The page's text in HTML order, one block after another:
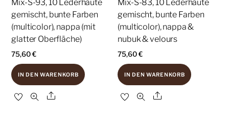
Mix-S-93, 10 Lederhäute
gemischt, bunte Farben
(multicolor), nappa (mit
glatter Oberfläche)
75,60€
IN DEN WARENKORB
Share
Mix-S-83, 10 Lederhäute
gemischt, bunte Farben
(multicolor), nappa &
nubuk & velours
75,60€
IN DEN WARENKORB
Share